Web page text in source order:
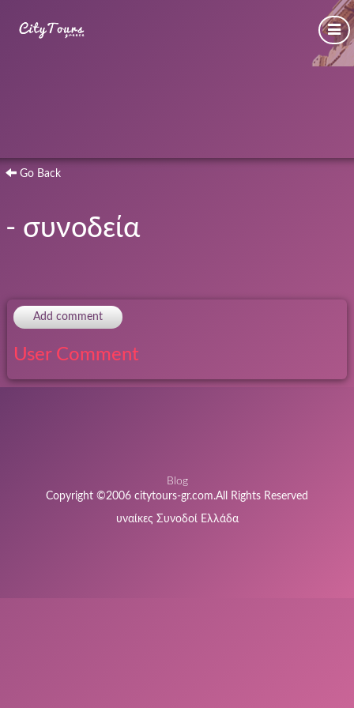
Go Back
- συνοδεία
Add comment
User Comment
Blog
Copyright ©2006 citytours-gr.com.All Rights Reserved
υναίκες Συνοδοί Ελλάδα